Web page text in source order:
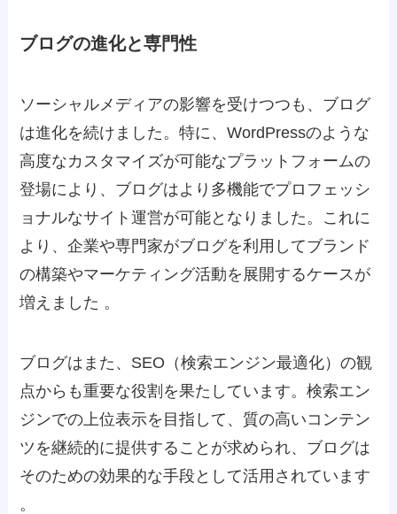
ブログの進化と専門性
ソーシャルメディアの影響を受けつつも、ブログ
は進化を続けました。特に、WordPressのような
高度なカスタマイズが可能なプラットフォームの
登場により、ブログはより多機能でプロフェッシ
ョナルなサイト運営が可能となりました。これに
より、企業や専門家がブログを利用してブランド
の構築やマーケティング活動を展開するケースが
増えました 。
ブログはまた、SEO（検索エンジン最適化）の観
点からも重要な役割を果たしています。検索エン
ジンでの上位表示を目指して、質の高いコンテン
ツを継続的に提供することが求められ、ブログは
そのための効果的な手段として活用されています
。